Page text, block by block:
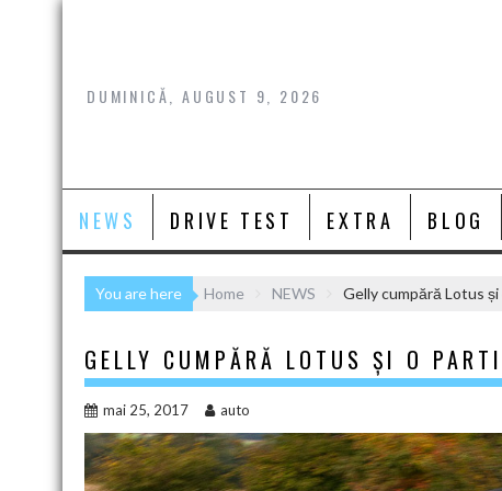
Skip
DUMINICĂ, AUGUST 9, 2026
NEWS DRIVE TEST EXTRA BLOG
You are here Home NEWS Gelly cumpără Lotus
GELLY CUMPĂRĂ LOTUS ȘI O
mai 25, 2017 auto